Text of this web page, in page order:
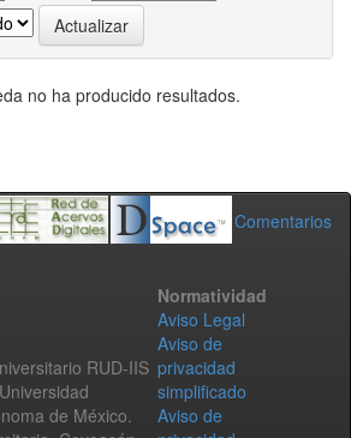
no ha producido resultados.
Comentarios
RUD-IIS
de México.
Normatividad
Aviso Legal
Aviso de
privacidad
simplificado
Aviso de